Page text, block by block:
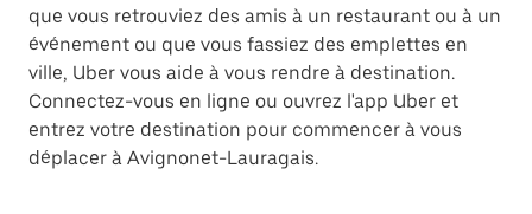
que vous retrouviez des amis à un restaurant ou à un
événement ou que vous fassiez des emplettes en
ville, Uber vous aide à vous rendre à destination.
Connectez-vous en ligne ou ouvrez l'app Uber et
entrez votre destination pour commencer à vous
déplacer à Avignonet-Lauragais.